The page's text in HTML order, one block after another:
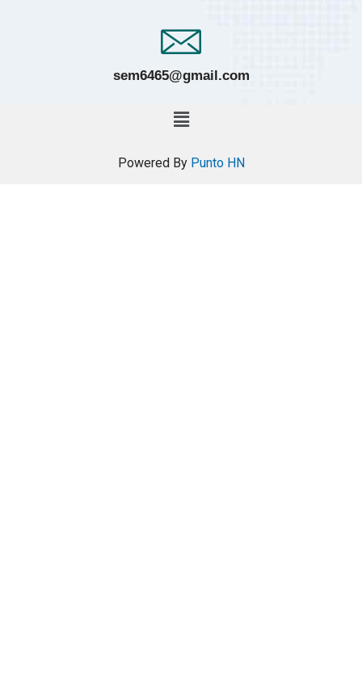
sem6465@gmail.com
Powered By Punto HN